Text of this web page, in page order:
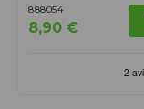
888054
8,90 €